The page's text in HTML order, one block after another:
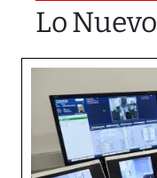
Lo Nuevo